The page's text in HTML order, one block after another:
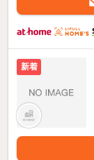
新着